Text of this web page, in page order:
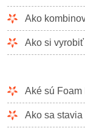
Ako si
Aké sú Foam
Ako sa